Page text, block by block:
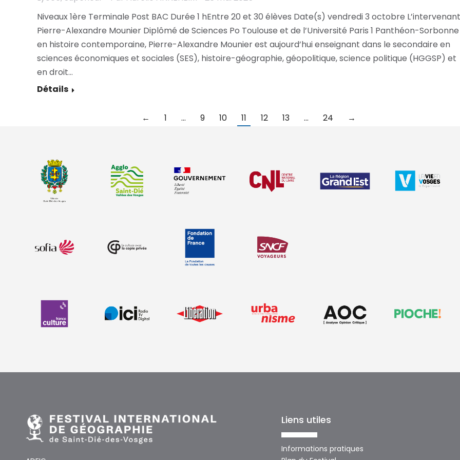
Niveaux 1ère Terminale Post BAC Durée 1 hEntre 20 et 30 élèves Date(s) vendredi 3 octobre L’intervenant
Pierre-Alexandre Mounier Diplômé de Sciences Po Toulouse et de l’Université Paris 1 Panthéon-Sorbonne
en histoire contemporaine, Pierre-Alexandre Mounier est aujourd’hui enseignant dans le secondaire en
sciences économiques et sociales (SES), histoire-géographie, géopolitique, science politique (HGGSP) et
en droit…
Détails
← 1 … 9 10 11 12 13 … 24 →
Liens utiles
Informations pratiques